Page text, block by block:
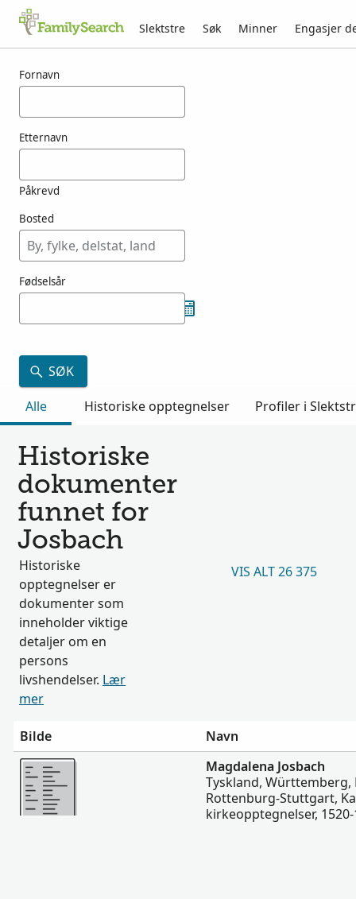
Slektstre Søk Minner Engasjer
Fornavn
Etternavn
Påkrevd
Bosted
Fødselsår
SØK
Alle
Historiske opptegnelser Profiler i
Historiske
dokumenter
funnet for
Josbach
Historiske
opptegnelser er
dokumenter som
inneholder viktige
detaljer om en
persons
livshendelser. Lær
mer
VIS ALT 26 375
Bilde
Navn
Flere
Magdalena Josbach
Tyskland,
Rottenburg-Stuttgart,
kirkeopptegnelser,